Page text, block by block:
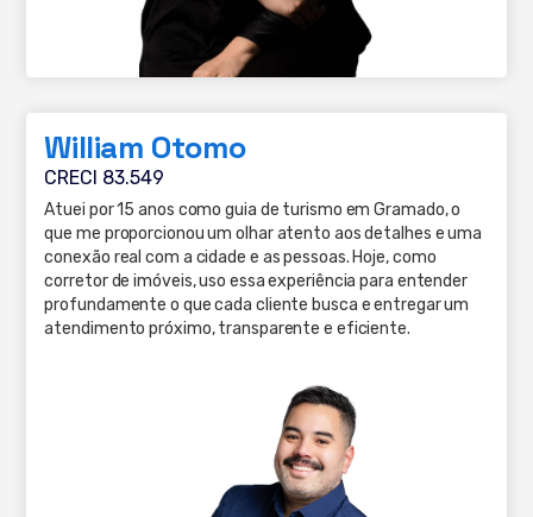
William Otomo
CRECI 83.549
Atuei por 15 anos como guia de turismo em Gramado, o
que me proporcionou um olhar atento aos detalhes e uma
conexão real com a cidade e as pessoas. Hoje, como
corretor de imóveis, uso essa experiência para entender
profundamente o que cada cliente busca e entregar um
atendimento próximo, transparente e eficiente.